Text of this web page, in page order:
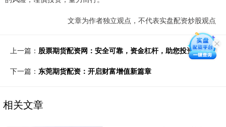
文章为作者独立观点，不代表实盘配资炒股观点
上一篇： 股票期货配资网：安全可靠，资金杠杆，助您投资致富
下一篇： 东莞期货配资：开启财富增值新篇章
相关文章